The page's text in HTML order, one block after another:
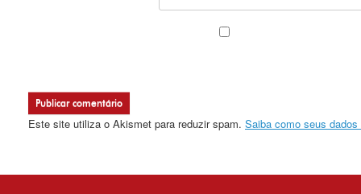
Este site utiliza o Akismet para reduzir spam. Saiba como seus